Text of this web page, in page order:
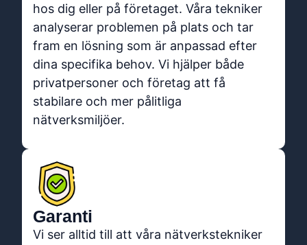
hos dig eller på företaget. Våra tekniker
analyserar problemen på plats och tar
fram en lösning som är anpassad efter
dina specifika behov. Vi hjälper både
privatpersoner och företag att få
stabilare och mer pålitliga
nätverksmiljöer.
Garanti
Vi ser alltid till att våra nätverkstekniker